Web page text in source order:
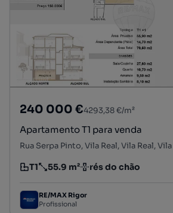
240 000 €4293,38 €/m²
Apartamento T1 para venda
Rua Serpa Pinto, Vila Real, Vila Real, Vila
Tipologia
T1
Preço por metro quadrado
55.9 m²
Andar rés do chão
RE/MAX Rigor
Profissional